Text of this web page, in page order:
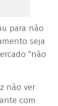
para não
seja
"não
não ver
com